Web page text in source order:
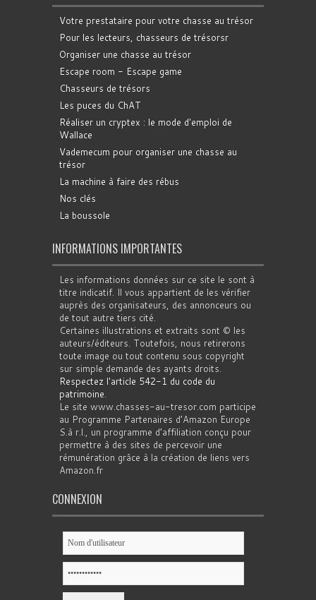
Votre prestataire pour votre chasse au trésor
Pour les lecteurs, chasseurs de trésorsr
Organiser une chasse au trésor
Escape room - Escape game
Chasseurs de trésors
Les puces du ChAT
Réaliser un cryptex : le mode d'emploi de
Wallace
Vademecum pour organiser une chasse au
trésor
La machine à faire des rébus
Nos clés
La boussole
INFORMATIONS IMPORTANTES
Les informations données sur ce site le sont à
titre indicatif. Il vous appartient de les vérifier
auprès des organisateurs, des annonceurs ou
de tout autre tiers cité.
Certaines illustrations et extraits sont © les
auteurs/éditeurs. Toutefois, nous retirerons
toute image ou tout contenu sous copyright
sur simple demande des ayants droits.
Respectez l'article 542-1 du code du
patrimoine.
Le site www.chasses-au-tresor.com participe
au Programme Partenaires d’Amazon Europe
S.à r.l., un programme d’affiliation conçu pour
permettre à des sites de percevoir une
rémunération grâce à la création de liens vers
Amazon.fr
CONNEXION